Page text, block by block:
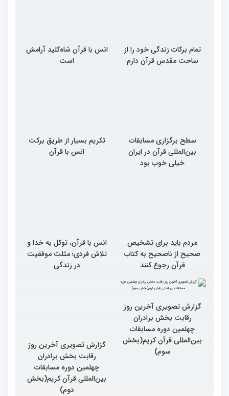
تمام برکات زندگی خود را از
ساحت مقدس قرآن دارم
انس با قرآن شاه‌کلید آرامش
است
سطح برگزاری مسابقات
بین‌المللی قرآن در ایران
خیلی خوب بود
تکریم بسیار از طریق برکت
انس با قرآن
مردم باید برای تشخیص
صحیح از ناصحیح به کتاب
قرآن رجوع کنند
انس با قرآن، توکل به خدا و
تلاش فردی؛ مثلث موفقیت
در زندگی
گزارش تصویری آخرین روز
رقابت بخش برادران
گزارش تصویری آخرین روز
رقابت بخش برادران
چهلمین دوره مسابقات
بین‌المللی قرآن کریم(بخش
دوم)